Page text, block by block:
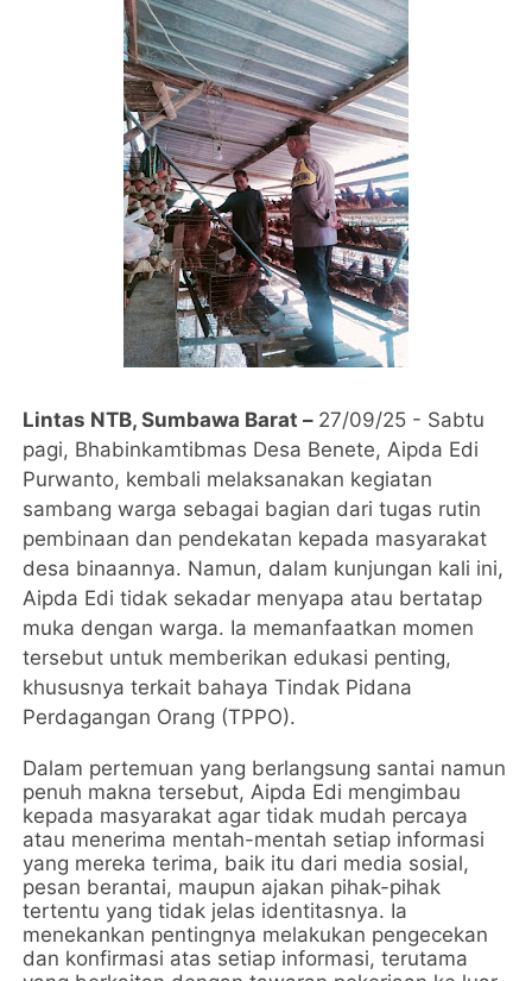
Lintas NTB, Sumbawa Barat – 27/09/25 - Sabtu
pagi, Bhabinkamtibmas Desa Benete, Aipda Edi
Purwanto, kembali melaksanakan kegiatan
sambang warga sebagai bagian dari tugas rutin
pembinaan dan pendekatan kepada masyarakat
desa binaannya. Namun, dalam kunjungan kali ini,
Aipda Edi tidak sekadar menyapa atau bertatap
muka dengan warga. Ia memanfaatkan momen
tersebut untuk memberikan edukasi penting,
khususnya terkait bahaya Tindak Pidana
Perdagangan Orang (TPPO).
Dalam pertemuan yang berlangsung santai namun
penuh makna tersebut, Aipda Edi mengimbau
kepada masyarakat agar tidak mudah percaya
atau menerima mentah-mentah setiap informasi
yang mereka terima, baik itu dari media sosial,
pesan berantai, maupun ajakan pihak-pihak
tertentu yang tidak jelas identitasnya. Ia
menekankan pentingnya melakukan pengecekan
dan konfirmasi atas setiap informasi, terutama